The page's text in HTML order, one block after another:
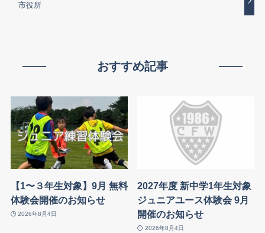
市役所
おすすめ記事
【1〜３年生対象】9月 無料
体験会開催のお知らせ
2026年8月4日
2027年度 新中学1年生対象
ジュニアユース体験会 9月
開催のお知らせ
2026年8月4日